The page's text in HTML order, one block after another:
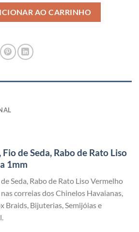
AO CARRINHO
de Seda, Rabo de Rato Liso
1mm
Seda, Rabo de Rato Liso Vermelho
correias dos Chinelos Havaianas,
Braids, Bijuterias, Semijóias e